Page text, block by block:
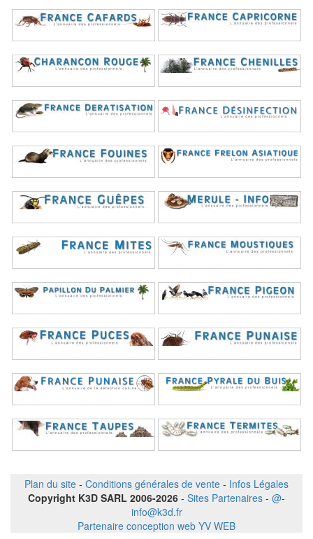
Plan du site - Conditions générales de vente - Infos Légales
Copyright K3D SARL 2006-2026 - Sites Partenaires - @-
info@k3d.fr
Partenaire conception web YV WEB